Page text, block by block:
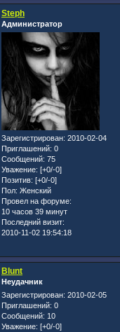
Steph
Администратор
Зарегистрирован: 2010-02-04
Приглашений: 0
Сообщений: 75
Уважение: [+0/-0]
Позитив: [+0/-0]
Пол: Женский
Провел на форуме:
10 часов 39 минут
Последний визит:
2010-11-02 19:54:18
Blunt
Неудачник
Зарегистрирован: 2010-02-05
Приглашений: 0
Сообщений: 10
Уважение: [+0/-0]